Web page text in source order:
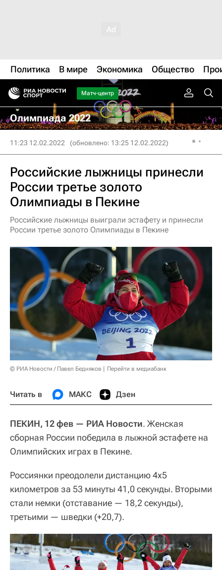
Политика В мире Экономика Общество
Матч-центр
Олимпиада 2022
11:23 12.02.2022 (обновлено: 13:25 12.02.2022)
Российские лыжницы принесли
России третье золото
Олимпиады в Пекине
Российские лыжницы выиграли эстафету и принесли
России третье золото Олимпиады в Пекине
© РИА Новости / Павел Бедняков Перейти в медиабанк
Читать в МАКС Дзен
ПЕКИН, 12 фев — РИА Новости. Женская
сборная России победила в лыжной эстафете на
Олимпийских играх в Пекине.
Россиянки преодолели дистанцию 4х5
километров за 53 минуты 41,0 секунды. Вторыми
стали немки (отставание — 18,2 секунды),
третьими — шведки (+20,7).